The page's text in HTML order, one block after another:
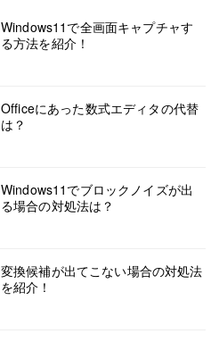
Windows11で全画面キャプチャす
る方法を紹介！
Officeにあった数式エディタの代替
は？
Windows11でブロックノイズが出
る場合の対処法は？
変換候補が出てこない場合の対処法
を紹介！